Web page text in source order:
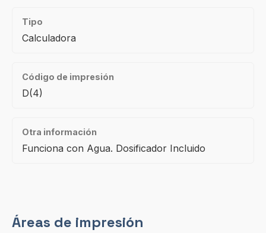
Tipo
Calculadora
Código de impresión
D(4)
Otra información
Funciona con Agua. Dosificador Incluido
Áreas de impresión